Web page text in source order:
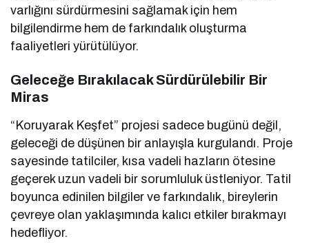
varlığını sürdürmesini sağlamak için hem
bilgilendirme hem de farkındalık oluşturma
faaliyetleri yürütülüyor.
Geleceğe Bırakılacak Sürdürülebilir Bir
Miras
“Koruyarak Keşfet” projesi sadece bugünü değil,
geleceği de düşünen bir anlayışla kurgulandı. Proje
sayesinde tatilciler, kısa vadeli hazların ötesine
geçerek uzun vadeli bir sorumluluk üstleniyor. Tatil
boyunca edinilen bilgiler ve farkındalık, bireylerin
çevreye olan yaklaşımında kalıcı etkiler bırakmayı
hedefliyor.